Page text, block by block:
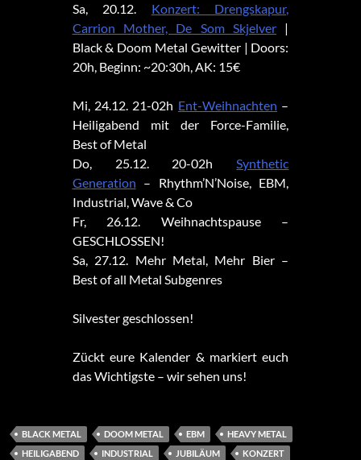
Sa, 20.12. Konzert: Drengskapur,
Carrion Mother, De Som Skjelver |
Black & Doom Metal Gewitter | Doors:
20h, Beginn: ~20:30h, AK: 15€
Mi, 24.12. 21-02h Ent-Weihnachten –
Heiligabend mit der Force-Familie,
Best of Metal
Do, 25.12. 20-02hSynthetic
Generation – Rhythm’N’Noise, EBM,
Industrial, Wave & Co
Fr, 26.12. Weihnachtspause –
GESCHLOSSEN!
Sa, 27.12. Mehr Metal, Mehr Bier –
Best of all Metal Subgenres
Silvester geschlossen!
Zückt eure Kalender & markiert euch
das Wichtigste – wir sehen uns!
BLACK METAL DOOM METAL EBM
HEAVY METAL
HEILIGABEND
INDUSTRIAL JUBILÄUM
KONZERT